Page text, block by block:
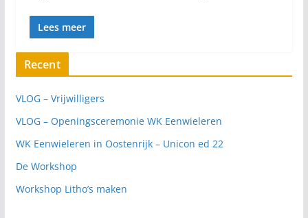
Lees meer
Recent
VLOG – Vrijwilligers
VLOG – Openingsceremonie WK Eenwieleren
WK Eenwieleren in Oostenrijk – Unicon ed 22
De Workshop
Workshop Litho’s maken